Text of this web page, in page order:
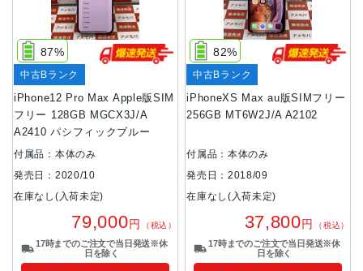
iPhone12 Pro Max Apple版SIM
フリー 128GB MGCX3J/A
A2410 パシフィックブルー
87%
中古Bランク
付属品：本体のみ
発売日：2020/10
在庫なし(入荷未定)
79,000円 （税込）
17時までのご注文で当日発送※休
日を除く
iPhoneXS Max au版SIMフリー
256GB MT6W2J/A A2102
82%
中古Bランク
付属品：本体のみ
発売日：2018/09
在庫なし(入荷未定)
37,800円 （税込）
17時までのご注文で当日発送※休
日を除く